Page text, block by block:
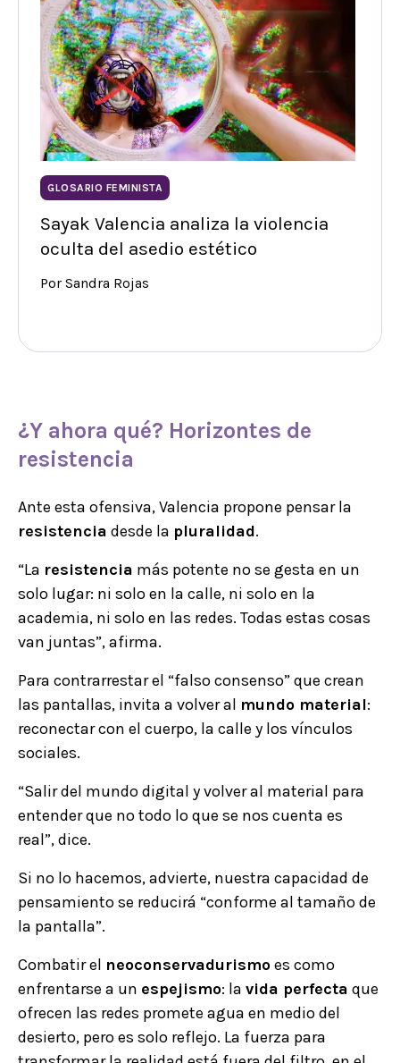
GLOSARIO FEMINISTA
Sayak Valencia analiza la violencia
oculta del asedio estético
Por Sandra Rojas
¿Y ahora qué? Horizontes de
resistencia
Ante esta ofensiva, Valencia propone pensar la
resistencia desde la pluralidad.
“La resistencia más potente no se gesta en un
solo lugar: ni solo en la calle, ni solo en la
academia, ni solo en las redes. Todas estas cosas
van juntas”, afirma.
Para contrarrestar el “falso consenso” que crean
las pantallas, invita a volver al mundo material:
reconectar con el cuerpo, la calle y los vínculos
sociales.
“Salir del mundo digital y volver al material para
entender que no todo lo que se nos cuenta es
real”, dice.
Si no lo hacemos, advierte, nuestra capacidad de
pensamiento se reducirá “conforme al tamaño de
la pantalla”.
Combatir el neoconservadurismoes como
enfrentarse a un espejismo: la vida perfecta que
ofrecen las redes promete agua en medio del
desierto, pero es solo reflejo. La fuerza para